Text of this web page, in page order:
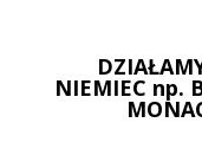
NIEMIEC np.